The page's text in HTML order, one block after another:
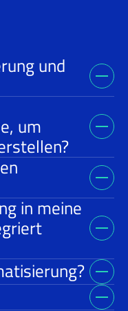
und
um
in meine